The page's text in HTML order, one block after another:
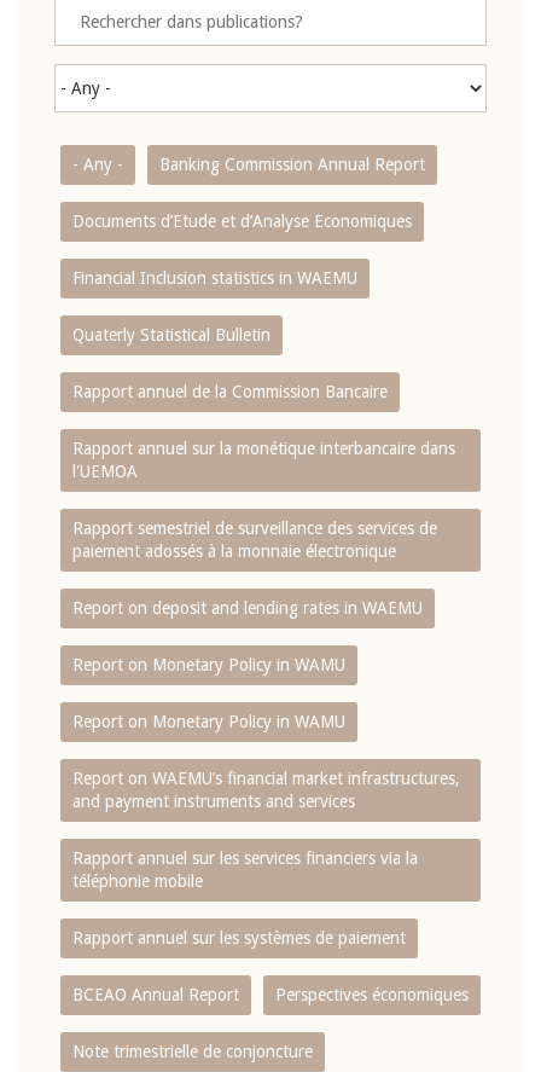
- Any - Banking Commission Annual Report
Documents d’Etude et d’Analyse Economiques
Financial Inclusion statistics in WAEMU
Quaterly Statistical Bulletin
Rapport annuel de la Commission Bancaire
Rapport annuel sur la monétique interbancaire dans
l'UEMOA
Rapport semestriel de surveillance des services de
paiement adossés à la monnaie électronique
Report on deposit and lending rates in WAEMU
Report on Monetary Policy in WAMU
Report on Monetary Policy in WAMU
Report on WAEMU’s financial market infrastructures,
and payment instruments and services
Rapport annuel sur les services financiers via la
téléphonie mobile
Rapport annuel sur les systèmes de paiement
BCEAO Annual Report Perspectives économiques
Note trimestrielle de conjoncture